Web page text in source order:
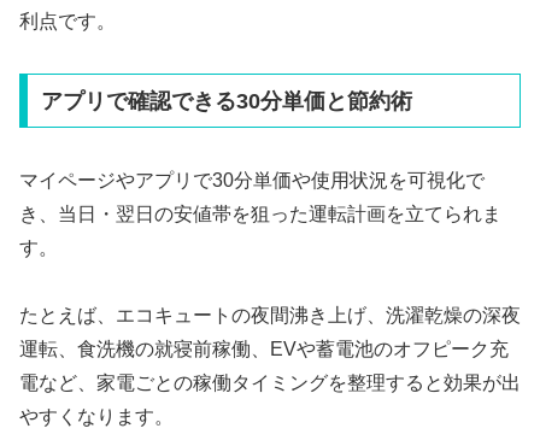
利点です。
アプリで確認できる30分単価と節約術
マイページやアプリで30分単価や使用状況を可視化で
き、当日・翌日の安値帯を狙った運転計画を立てられま
す。
たとえば、エコキュートの夜間沸き上げ、洗濯乾燥の深夜
運転、食洗機の就寝前稼働、EVや蓄電池のオフピーク充
電など、家電ごとの稼働タイミングを整理すると効果が出
やすくなります。